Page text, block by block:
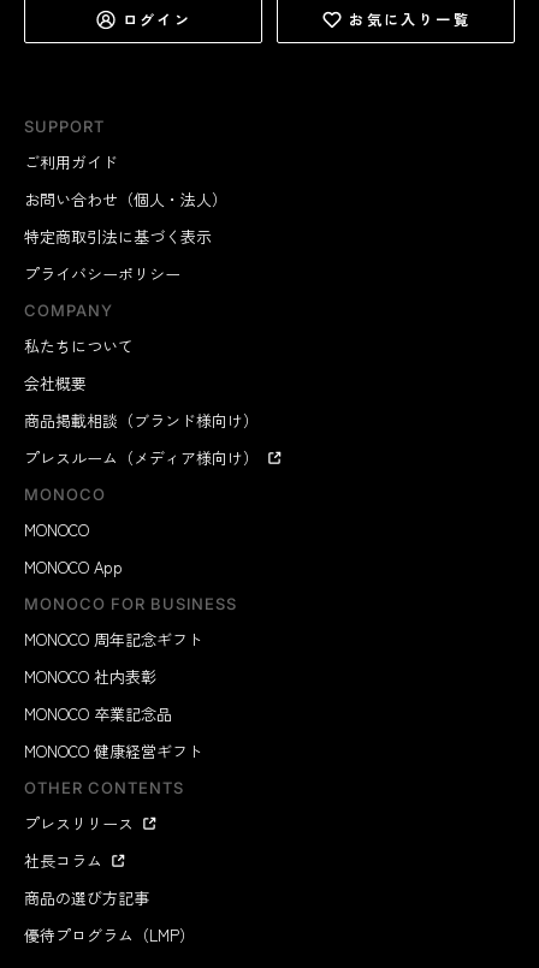
SUPPORT
ご利用ガイド
お問い合わせ（個人・法人）
特定商取引法に基づく表示
プライバシーポリシー
COMPANY
私たちについて
会社概要
商品掲載相談（ブランド様向け）
プレスルーム（メディア様向け）
MONOCO
MONOCO
MONOCO App
MONOCO FOR BUSINESS
MONOCO 周年記念ギフト
MONOCO 社内表彰
MONOCO 卒業記念品
MONOCO 健康経営ギフト
OTHER CONTENTS
プレスリリース
社長コラム
商品の選び方記事
優待プログラム（LMP）
ログイン お気に入り一覧